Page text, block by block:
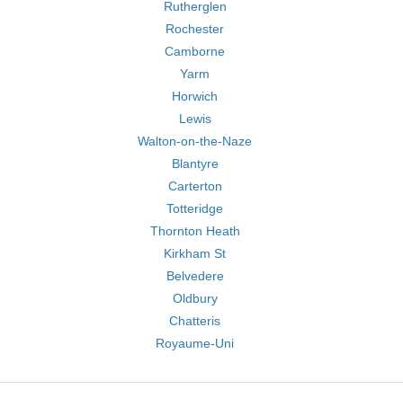
Rutherglen
Rochester
Camborne
Yarm
Horwich
Lewis
Walton-on-the-Naze
Blantyre
Carterton
Totteridge
Thornton Heath
Kirkham St
Belvedere
Oldbury
Chatteris
Royaume-Uni